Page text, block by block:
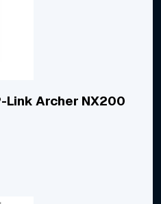
Link Archer NX200